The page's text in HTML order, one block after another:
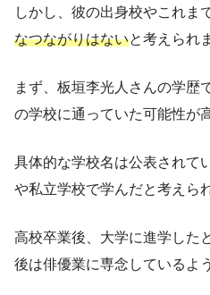
しかし、彼の出身校やこれま
なつながりはないと考えられ
まず、板垣李光人さんの学歴
の学校に通っていた可能性が
具体的な学校名は公表されて
や私立学校で学んだと考えら
高校卒業後、大学に進学した
後は俳優業に専念しているよ